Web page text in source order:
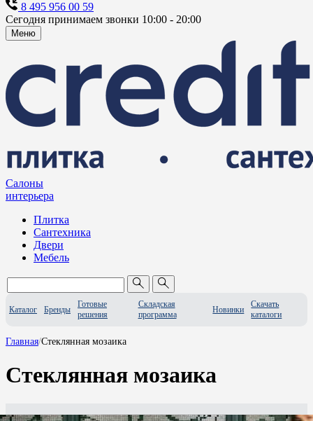
8 495 956 00 59
Сегодня принимаем звонки 10:00 - 20:00
Меню
Салоны
интерьера
Плитка
Сантехника
Двери
Мебель
Каталог Бренды
Готовые
решения
Складская
программа
Новинки
Скачать
каталоги
Главная/Стеклянная мозаика
Стеклянная мозаика